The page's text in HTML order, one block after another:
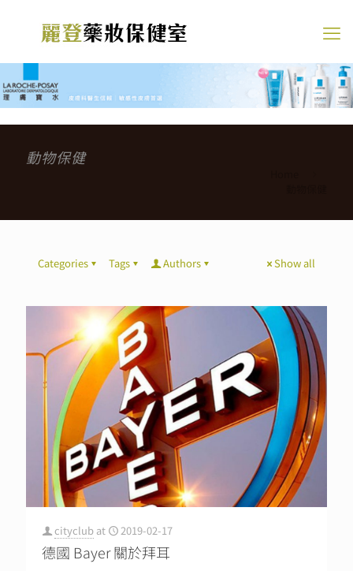
動物保健
Categories Tags Authors Show all
cityclub at 2019-02-17
德國 Bayer 關於拜耳